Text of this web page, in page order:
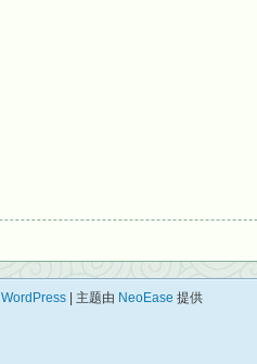
WordPress | 主题由 NeoEase 提供